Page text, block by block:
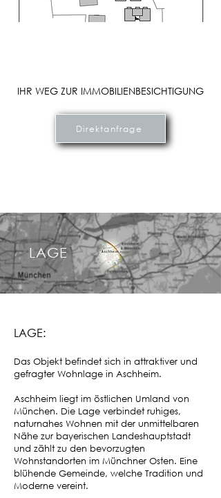
IHR WEG ZUR IMMOBILIENBESICHTIGUNG
Direktanfrage
LAGE
LAGE:
Das Objekt befindet sich in attraktiver und
gefragter Wohnlage in Aschheim.
Aschheim liegt im östlichen Umland von
München. Die Lage verbindet ruhiges,
naturnahes Wohnen mit der unmittelbaren
Nähe zur bayerischen Landeshauptstadt
und zählt zu den bevorzugten
Wohnstandorten im Münchner Osten. Eine
blühende Gemeinde, welche Tradition und
Moderne vereint.